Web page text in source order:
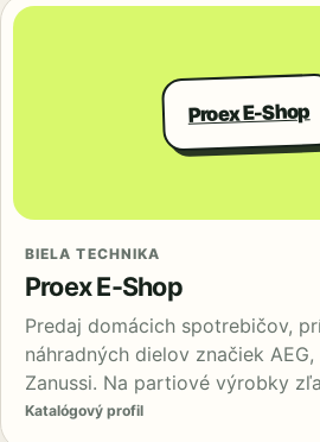
Proex E-Shop
BIELA TECHNIKA
Proex E-Shop
Predaj domácich spotrebičov,
náhradných dielov značiek
Zanussi. Na partiové výrobky
Katalógový profil